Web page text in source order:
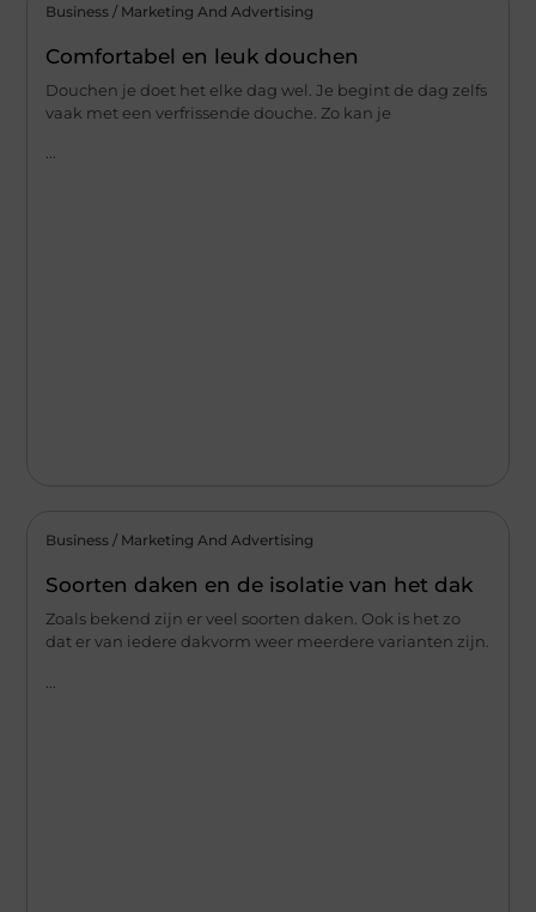
Business / Marketing And Advertising
Comfortabel en leuk douchen
Douchen je doet het elke dag wel. Je begint de dag zelfs
vaak met een verfrissende douche. Zo kan je
...
Business / Marketing And Advertising
Soorten daken en de isolatie van het dak
Zoals bekend zijn er veel soorten daken. Ook is het zo
dat er van iedere dakvorm weer meerdere varianten zijn.